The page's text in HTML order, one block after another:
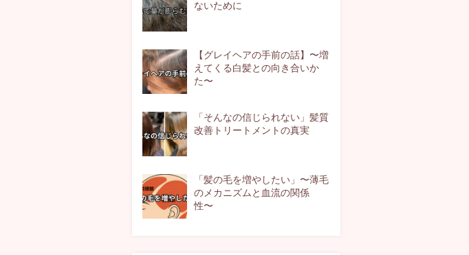
ないために
【グレイヘアの手前の話】〜増
えてくる白髪との向き合いか
た〜
「そんなの信じられない」髪質
改善トリートメントの真実
「髪の毛を増やしたい」〜薄毛
のメカニズムと血流の関係
性〜